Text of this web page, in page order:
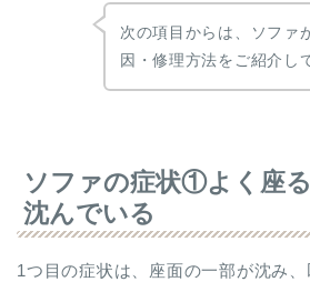
次の項目からは、ソファ
因・修理方法をご紹介し
ソファの症状①よく座
沈んでいる
1つ目の症状は、座面の一部が沈み